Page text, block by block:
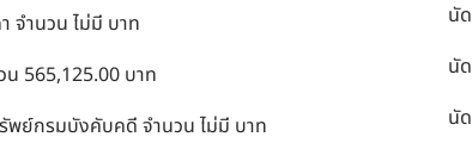
จำนวน ไม่มี บาท
น 565,125.00 บาท
รัพย์กรมบังคับคดี จำนวน ไม่มี บาท
นั
นั
นั